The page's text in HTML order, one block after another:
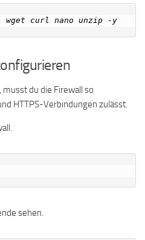
du die Firewall so
HTTPS-Verbindungen zulässt.
sehen.